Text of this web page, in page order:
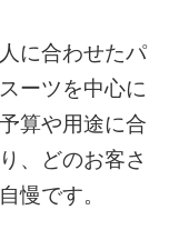
に合わせたパ
ーツを中心に
算や用途に合
、どのお客さ
慢です。